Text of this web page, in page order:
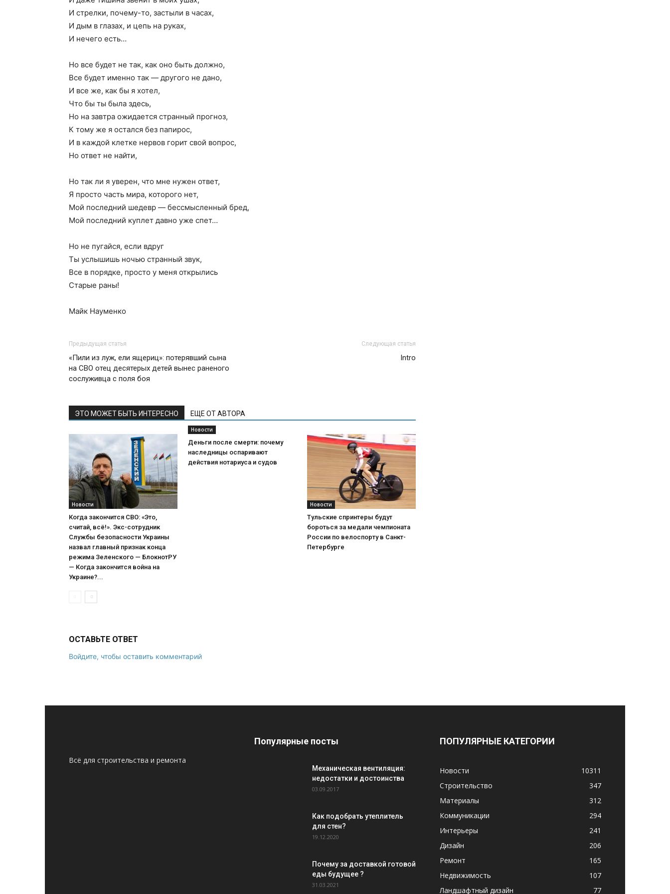
И стрелки, почему-то, застыли в часах,
И дым в глазах, и цепь на руках,
И нечего есть…
Но все будет не так, как оно быть должно,
Все будет именно так — другого не дано,
И все же, как бы я хотел,
Что бы ты была здесь,
Но на завтра ожидается странный прогноз,
К тому же я остался без папирос,
И в каждой клетке нервов горит свой вопрос,
Но ответ не найти,
Но так ли я уверен, что мне нужен ответ,
Я просто часть мира, которого нет,
Мой последний шедевр — бессмысленный бред,
Мой последний куплет давно уже спет…
Но не пугайся, если вдруг
Ты услышишь ночью странный звук,
Все в порядке, просто у меня открылись
Старые раны!
Майк Науменко
Предыдущая статья
«Пили из луж, ели ящериц»: потерявший сына
на СВО отец десятерых детей вынес раненого
сослуживца с поля боя
Следующая статья
Intro
ЭТО МОЖЕТ БЫТЬ ИНТЕРЕСНО ЕЩЕ ОТ АВТОРА
Новости
Когда закончится СВО: «Это,
считай, всё!». Экс-сотрудник
Службы безопасности Украины
назвал главный признак конца
режима Зеленского — БлокнотРУ
— Когда закончится война на
Украине?...
Новости
Деньги после смерти: почему
наследницы оспаривают
действия нотариуса и судов
Новости
Тульские спринтеры будут
бороться за медали чемпионата
России по велоспорту в Санкт-
Петербурге
ОСТАВЬТЕ ОТВЕТ
Войдите, чтобы оставить комментарий
Всё для строительства и ремонта
Популярные посты
Механическая вентиляция:
недостатки и достоинства
03.09.2017
Как подобрать утеплитель
для стен?
19.12.2020
Почему за доставкой готовой
еды будущее ?
31.03.2021
ПОПУЛЯРНЫЕ КАТЕГОРИИ
Новости
10311
Строительство
347
Материалы
312
Коммуникации
294
Интерьеры
241
Дизайн
206
Ремонт
165
Недвижимость
107
Ландшафтный дизайн
77